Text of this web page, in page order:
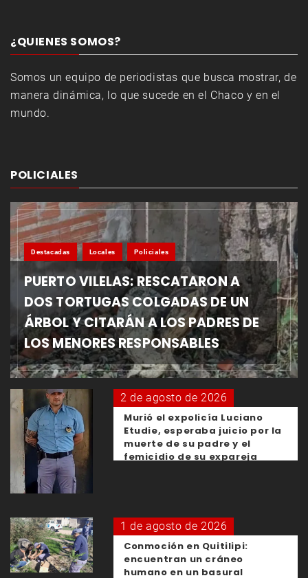
¿QUIENES SOMOS?
Somos un equipo de periodistas que busca mostrar, de
manera dinámica, lo que sucede en el Chaco y en el
mundo.
POLICIALES
Destacadas Locales Policiales
PUERTO VILELAS: RESCATARON A
DOS TORTUGAS COLGADAS DE UN
ÁRBOL Y CITARÁN A LOS PADRES DE
LOS MENORES RESPONSABLES
2 de agosto de 2026
Murió el expolicía Luciano
Etudie, esperaba juicio por la
muerte de su padre y el
femicidio de su expareja
1 de agosto de 2026
Conmoción en Quitilipi:
encuentran un cráneo
humano en un basural